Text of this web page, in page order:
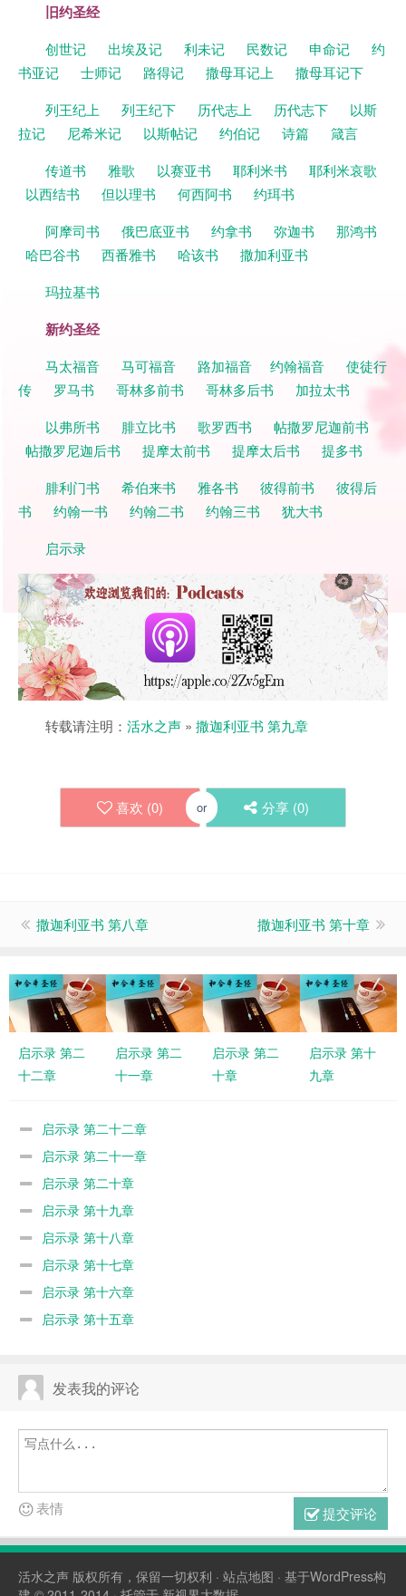
旧约圣经
创世记 出埃及记 利未记 民数记 申命记
约
书亚记
士师记 路得记 撒母耳记上
撒母耳记下
列王纪上
列王纪下 历代志上 历代志下
以斯
拉记
尼希米记 以斯帖记 约伯记 诗篇
箴言
传道书
雅歌 以赛亚书 耶利米书
耶利米哀歌
以西结书
但以理书 何西阿书
约珥书
阿摩司书
俄巴底亚书 约拿书 弥迦书
那鸿书
哈巴谷书
西番雅书 哈该书
撒加利亚书
玛拉基书
新约圣经
马太福音 马可福音 路加福音 约翰福音
使徒行
传
罗马书 哥林多前书 哥林多后书
加拉太书
以弗所书
腓立比书 歌罗西书
帖撒罗尼迦前书
帖撒罗尼迦后书
提摩太前书 提摩太后书
提多书
腓利门书
希伯来书 雅各书 彼得前书
彼得后
书
约翰一书 约翰二书 约翰三书
犹大书
启示录
转载请注明： 活水之声 » 撒迦利亚书 第九章
喜欢 (0) or 分享 (0)
撒迦利亚书 第八章 撒迦利亚书 第十章
启示录 第二
十二章
启示录 第二
十一章
启示录 第二
十章
启示录 第十
九章
启示录 第二十二章
启示录 第二十一章
启示录 第二十章
启示录 第十九章
启示录 第十八章
启示录 第十七章
启示录 第十六章
启示录 第十五章
发表我的评论
提交评论
表情
活水之声 版权所有，保留一切权利 · 站点地图 · 基于WordPress构